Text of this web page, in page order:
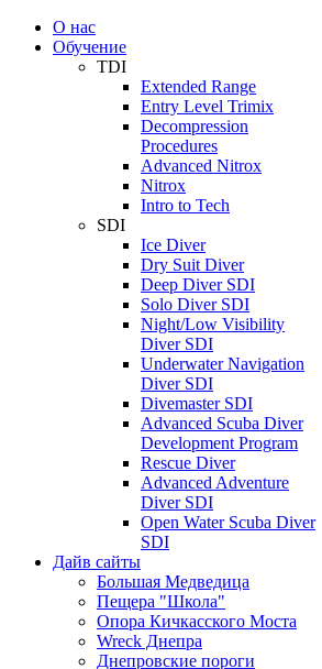
О нас
Обучение
TDI
Extended Range
Entry Level Trimix
Decompression
Procedures
Advanced Nitrox
Nitrox
Intro to Tech
SDI
Ice Diver
Dry Suit Diver
Deep Diver SDI
Solo Diver SDI
Night/Low Visibility
Diver SDI
Underwater Navigation
Diver SDI
Divemaster SDI
Advanced Scuba Diver
Development Program
Rescue Diver
Advanced Adventure
Diver SDI
Open Water Scuba Diver
SDI
Дайв сайты
Большая Медведица
Пещера "Школа"
Опора Кичкасского Моста
Wreck Днепра
Днепровские пороги